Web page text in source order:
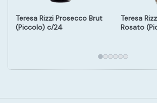
Teresa Rizzi Prosecco Brut
(Piccolo) c/24
Teresa
Rosato